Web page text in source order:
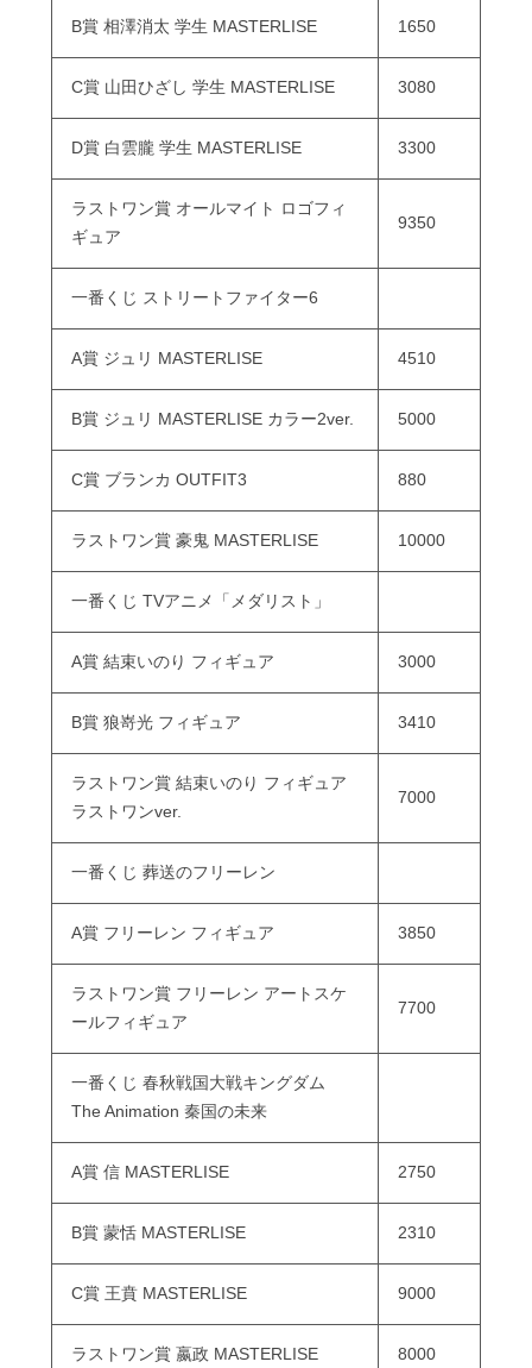
B賞 相澤消太 学生 MASTERLISE 1650
C賞 山田ひざし 学生 MASTERLISE 3080
D賞 白雲朧 学生 MASTERLISE 3300
ラストワン賞 オールマイト ロゴフィ
ギュア
9350
一番くじ ストリートファイター6
A賞 ジュリ MASTERLISE 4510
B賞 ジュリ MASTERLISE カラー2ver. 5000
C賞 ブランカ OUTFIT3 880
ラストワン賞 豪鬼 MASTERLISE 10000
一番くじ TVアニメ「メダリスト」
A賞 結束いのり フィギュア 3000
B賞 狼嵜光 フィギュア 3410
ラストワン賞 結束いのり フィギュア
ラストワンver.
7000
一番くじ 葬送のフリーレン
A賞 フリーレン フィギュア 3850
ラストワン賞 フリーレン アートスケ
ールフィギュア
7700
一番くじ 春秋戦国大戦キングダム
The Animation 秦国の未来
A賞 信 MASTERLISE 2750
B賞 蒙恬 MASTERLISE 2310
C賞 王賁 MASTERLISE 9000
ラストワン賞 嬴政 MASTERLISE 8000